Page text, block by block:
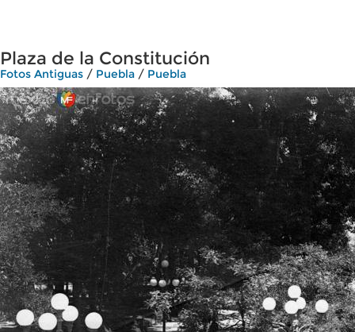
Plaza de la Constitución
Fotos Antiguas / Puebla / Puebla